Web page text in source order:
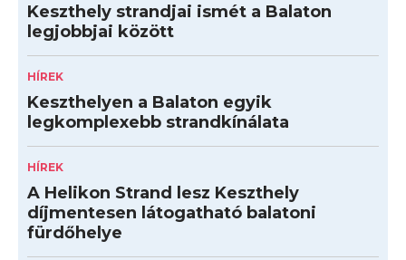
Keszthely strandjai ismét a Balaton
legjobbjai között
HÍREK
Keszthelyen a Balaton egyik
legkomplexebb strandkínálata
HÍREK
A Helikon Strand lesz Keszthely
díjmentesen látogatható balatoni
fürdőhelye